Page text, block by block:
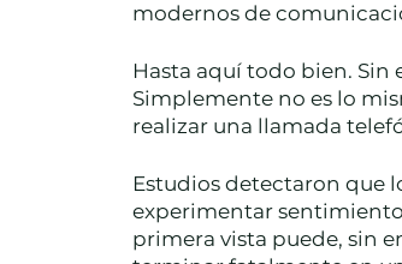
modernos de
Hasta aquí todo bien.
Simplemente no es lo
realizar una llamada
Estudios detectaron que
experimentar
primera vista puede, sin